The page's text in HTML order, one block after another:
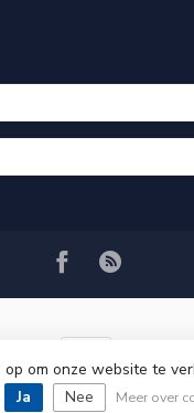
© Copyright 2026 VRSPLUS
om onze website te
Ja Nee Meer over